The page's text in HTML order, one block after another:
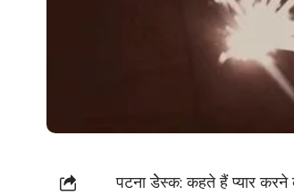
पटना डेेस्क: कहते हैं प्यार करने